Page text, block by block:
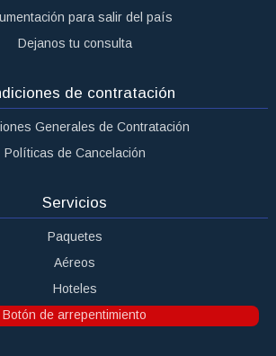
para salir del país
Dejanos tu consulta
de contratación
Generales de Contratación
Políticas de Cancelación
Servicios
Paquetes
Aéreos
Hoteles
Botón de arrepentimiento